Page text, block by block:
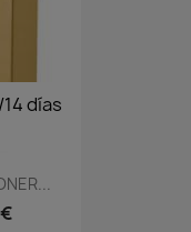
días